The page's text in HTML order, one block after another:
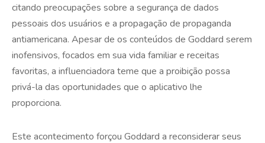
citando preocupações sobre a segurança de dados
pessoais dos usuários e a propagação de propaganda
antiamericana. Apesar de os conteúdos de Goddard serem
inofensivos, focados em sua vida familiar e receitas
favoritas, a influenciadora teme que a proibição possa
privá-la das oportunidades que o aplicativo lhe
proporciona.
Este acontecimento forçou Goddard a reconsiderar seus